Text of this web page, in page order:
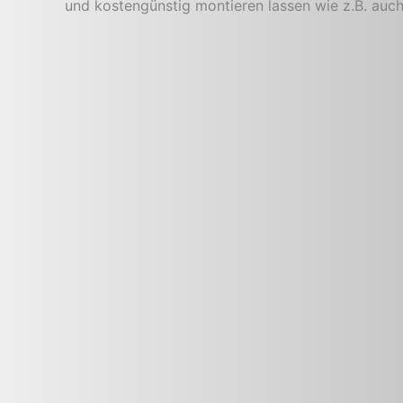
und kostengünstig montieren lassen wie z.B.